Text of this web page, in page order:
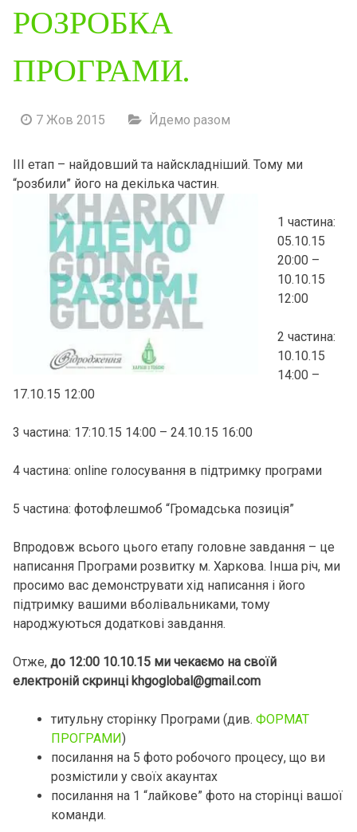
РОЗРОБКА
ПРОГРАМИ.
7 Жов 2015 Йдемо разом
ІІІ етап – найдовший та найскладніший. Тому ми
“розбили” його на декілька частин.
1 частина:
05.10.15
20:00 –
10.10.15
12:00
2 частина:
10.10.15
14:00 –
17.10.15 12:00
3 частина: 17:10.15 14:00 – 24.10.15 16:00
4 частина: online голосування в підтримку програми
5 частина: фотофлешмоб “Громадська позиція”
Впродовж всього цього етапу головне завдання – це
написання Програми розвитку м. Харкова. Інша річ, ми
просимо вас демонструвати хід написання і його
підтримку вашими вболівальниками, тому
народжуються додаткові завдання.
Отже, до 12:00 10.10.15 ми чекаємо на своїй
електроній скринці khgoglobal@gmail.com
титульну сторінку Програми (див. ФОРМАТ
ПРОГРАМИ)
посилання на 5 фото робочого процесу, що ви
розмістили у своїх акаунтах
посилання на 1 “лайкове” фото на сторінці вашої
команди.